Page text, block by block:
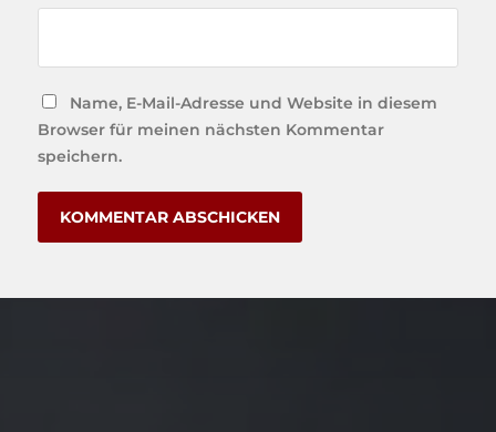
Name, E-Mail-Adresse und Website in diesem
Browser für meinen nächsten Kommentar
speichern.